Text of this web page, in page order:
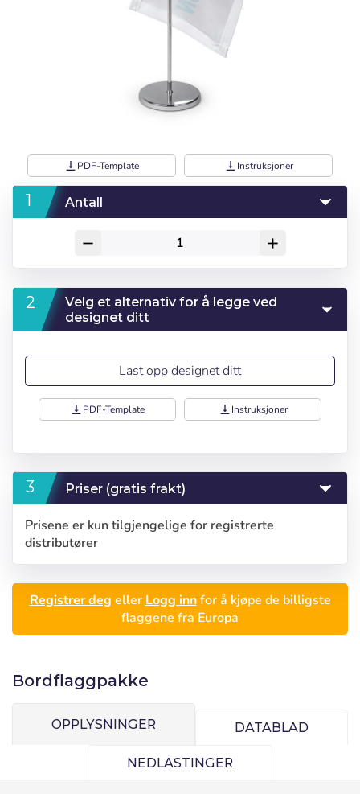
Logg inn
Passord:
Velg språk
Português
Français
Deutsch
Italiano
vertical_align_bottom PDF-Template vertical_align_bottom Instruksjoner
Antall
remove add
Velg et alternativ for å legge ved
designet ditt
Last opp designet ditt
vertical_align_bottom PDF-Template vertical_align_bottom Instruksjoner
Priser (gratis frakt)
Prisene er kun tilgjengelige for registrerte
distributører
Registrer deg eller Logg innfor å kjøpe de billigste
flaggene fra Europa
Bordflaggpakke
OPPLYSNINGER DATABLAD
NEDLASTINGER
Precios por unidad
Enheter
Stykkpris
Añadiendo producto al carrito
Espera, por favor
Seleccionar número
de elementos a
Espere, por favor